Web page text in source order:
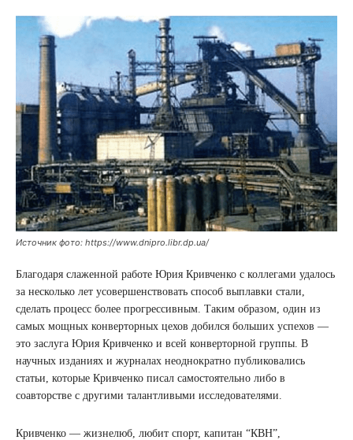
Источник фото: https://www.dnipro.libr.dp.ua/
Благодаря слаженной работе Юрия Кривченко с коллегами удалось
за несколько лет усовершенствовать способ выплавки стали,
сделать процесс более прогрессивным. Таким образом, один из
самых мощных конверторных цехов добился больших успехов —
это заслуга Юрия Кривченко и всей конверторной группы. В
научных изданиях и журналах неоднократно публиковались
статьи, которые Кривченко писал самостоятельно либо в
соавторстве с другими талантливыми исследователями.
Кривченко — жизнелюб, любит спорт, капитан “КВН”,